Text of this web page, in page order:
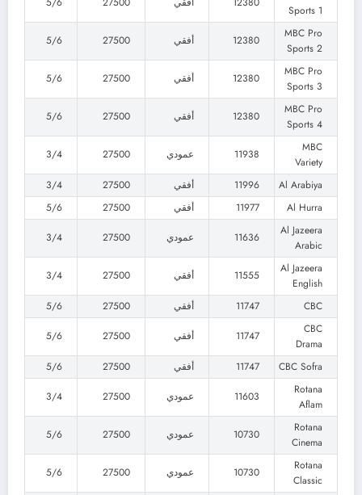
Sports 1
MBC Pro
Sports 2
12380 أفقي 27500
5/6
MBC Pro
Sports 3
12380 أفقي 27500
5/6
MBC Pro
Sports 4
12380 أفقي 27500
5/6
MBC
Variety
11938 عمودي 27500
3/4
Al Arabiya
11996 أفقي 27500
3/4
Al Hurra
11977 أفقي 27500
5/6
Al Jazeera
Arabic
11636 عمودي 27500
3/4
Al Jazeera
English
11555 أفقي 27500
3/4
CBC
11747 أفقي 27500
5/6
CBC
Drama
11747 أفقي 27500
5/6
CBC Sofra
11747 أفقي 27500
5/6
Rotana
Aflam
11603 عمودي 27500
3/4
Rotana
Cinema
10730 عمودي 27500
5/6
Rotana
Classic
10730 عمودي 27500
5/6